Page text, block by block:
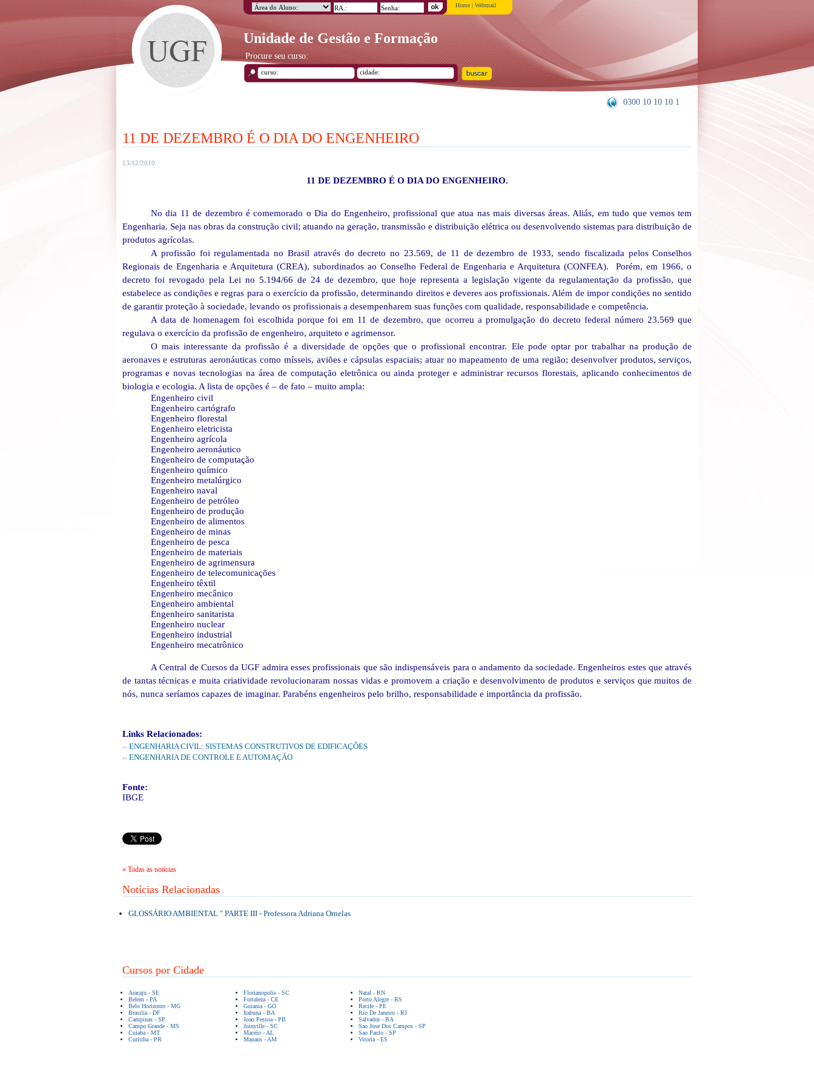
Unidade de Gestão e Formação
Home | Webmail
Procure seu curso:
0300 10 10 10 1
11 DE DEZEMBRO É O DIA DO ENGENHEIRO
13/12/2010
11 DE DEZEMBRO É O DIA DO ENGENHEIRO.
No dia 11 de dezembro é comemorado o Dia do Engenheiro, profissional que atua nas mais diversas áreas. Aliás, em tudo que vemos tem
Engenharia. Seja nas obras da construção civil; atuando na geração, transmissão e distribuição elétrica ou desenvolvendo sistemas para distribuição de
produtos agrícolas.
A profissão foi regulamentada no Brasil através do decreto no 23.569, de 11 de dezembro de 1933, sendo fiscalizada pelos Conselhos
Regionais de Engenharia e Arquitetura (CREA), subordinados ao Conselho Federal de Engenharia e Arquitetura (CONFEA).
Porém, em 1966, o
decreto foi revogado pela Lei no 5.194/66 de 24 de dezembro, que hoje representa a legislação vigente da regulamentação da profissão, que
estabelece as condições e regras para o exercício da profissão, determinando direitos e deveres aos profissionais. Além de impor condições no sentido
de garantir proteção à sociedade, levando os profissionais a desempenharem suas funções com qualidade, responsabilidade e competência.
A data de homenagem foi escolhida porque foi em 11 de dezembro, que ocorreu a promulgação do decreto federal número 23.569 que
regulava o exercício da profissão de engenheiro, arquiteto e agrimensor.
O mais interessante da profissão é a diversidade de opções que o profissional encontrar. Ele pode optar por trabalhar na produção de
aeronaves e estruturas aeronáuticas como mísseis, aviões e cápsulas espaciais; atuar no mapeamento de uma região; desenvolver produtos, serviços,
programas e novas tecnologias na área de computação eletrônica ou ainda proteger e administrar recursos florestais, aplicando conhecimentos de
biologia e ecologia. A lista de opções é – de fato – muito ampla:
Engenheiro civil
Engenheiro cartógrafo
Engenheiro florestal
Engenheiro eletricista
Engenheiro agrícola
Engenheiro aeronáutico
Engenheiro de computação
Engenheiro químico
Engenheiro metalúrgico
Engenheiro naval
Engenheiro de petróleo
Engenheiro de produção
Engenheiro de alimentos
Engenheiro de minas
Engenheiro de pesca
Engenheiro de materiais
Engenheiro de agrimensura
Engenheiro de telecomunicações
Engenheiro têxtil
Engenheiro mecânico
Engenheiro ambiental
Engenheiro sanitarista
Engenheiro nuclear
Engenheiro industrial
Engenheiro mecatrônico
A Central de Cursos da UGF admira esses profissionais que são indispensáveis para o andamento da sociedade. Engenheiros estes que através
de tantas técnicas e muita criatividade revolucionaram nossas vidas e promovem a criação e desenvolvimento de produtos e serviços que muitos de
nós, nunca seríamos capazes de imaginar. Parabéns engenheiros pelo brilho, responsabilidade e importância da profissão.
Links Relacionados:
>>ENGENHARIA CIVIL: SISTEMAS CONSTRUTIVOS DE EDIFICAÇÕES
>>ENGENHARIA DE CONTROLE E AUTOMAÇÃO
Fonte:
IBGE
» Todas as notícias
Notícias Relacionadas
GLOSSÁRIO AMBIENTAL " PARTE III - Professora Adriana Ornelas
Cursos por Cidade
Aracaju - SE
Belem - PA
Belo Horizonte - MG
Brasilia - DF
Campinas - SP
Campo Grande - MS
Cuiaba - MT
Curitiba - PR
Florianopolis - SC
Fortaleza - CE
Goiania - GO
Itabuna - BA
Joao Pessoa - PB
Joinville - SC
Maceio - AL
Manaus - AM
Natal - RN
Porto Alegre - RS
Recife - PE
Rio De Janeiro - RJ
Salvador - BA
Sao Jose Dos Campos - SP
Sao Paulo - SP
Vitoria - ES